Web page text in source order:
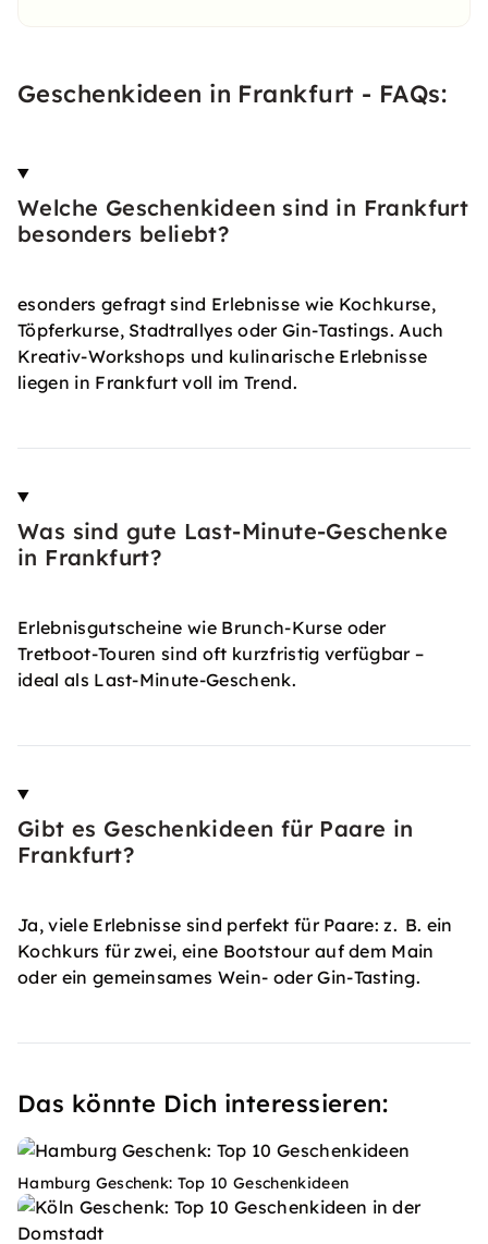
Geschenkideen in Frankfurt - FAQs:
Welche Geschenkideen sind in Frankfurt
besonders beliebt?
esonders gefragt sind Erlebnisse wie Kochkurse,
Töpferkurse, Stadtrallyes oder Gin-Tastings. Auch
Kreativ-Workshops und kulinarische Erlebnisse
liegen in Frankfurt voll im Trend.
Was sind gute Last-Minute-Geschenke
in Frankfurt?
Erlebnisgutscheine wie Brunch-Kurse oder
Tretboot-Touren sind oft kurzfristig verfügbar –
ideal als Last-Minute-Geschenk.
Gibt es Geschenkideen für Paare in
Frankfurt?
Ja, viele Erlebnisse sind perfekt für Paare: z. B. ein
Kochkurs für zwei, eine Bootstour auf dem Main
oder ein gemeinsames Wein- oder Gin-Tasting.
Das könnte Dich interessieren:
Hamburg Geschenk: Top 10 Geschenkideen